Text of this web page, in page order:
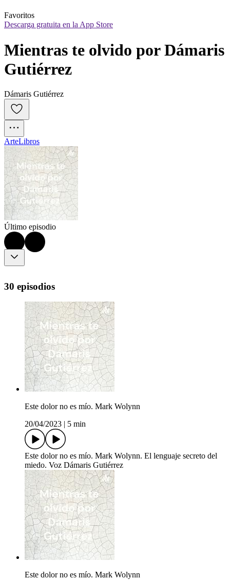
Favoritos
Descarga gratuita en la App Store
Mientras te olvido por Dámaris
Gutiérrez
Dámaris Gutiérrez
ArteLibros
Último episodio
30 episodios
Este dolor no es mío. Mark Wolynn
20/04/2023
5 min
Este dolor no es mío. Mark Wolynn. El lenguaje secreto del
miedo. Voz Dámaris Gutiérrez
Este dolor no es mío. Mark Wolynn